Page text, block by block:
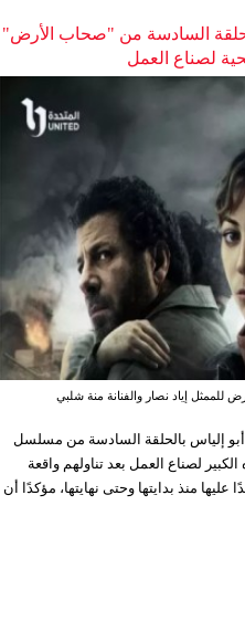
السادسة من "صحاب الأرض"
لصناع العمل
إياد نصار والفنانة منة شلبي
إلياس بالحلقة السادسة من مسلسل
لصناع العمل بعد تناولهم واقعة
منذ بدايتها وحتى نهايتها، مؤكدًا أن